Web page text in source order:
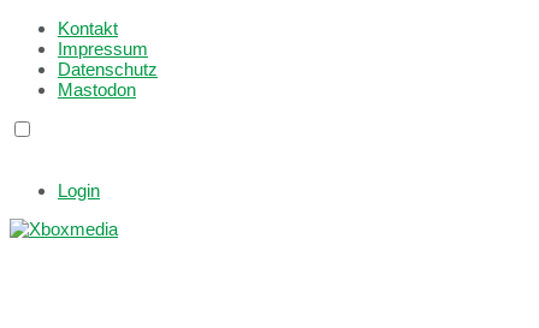
Kontakt
Impressum
Datenschutz
Mastodon
Login